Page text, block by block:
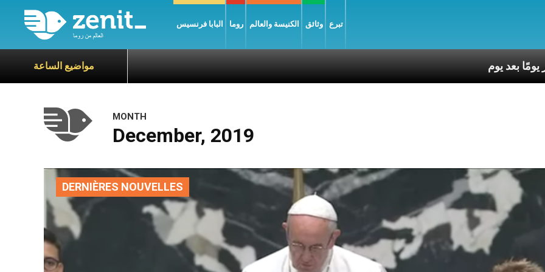
البابا فرنسيس روما الكنيسة والعالم وثائق تبرع
مواضيع الساعة
MONTH
December, 2019
DERNIÈRES NOUVELLES